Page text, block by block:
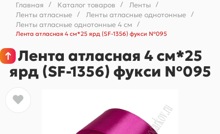
Главная / Каталог товаров / Ленты /
Ленты атласные / Ленты атласные однотонные /
Ленты атласные однотонные 4 см
/
Лента атласная 4 см*25 ярд (SF-1356) фукси №095
Лента атласная 4 см*25
ярд (SF-1356) фукси №095